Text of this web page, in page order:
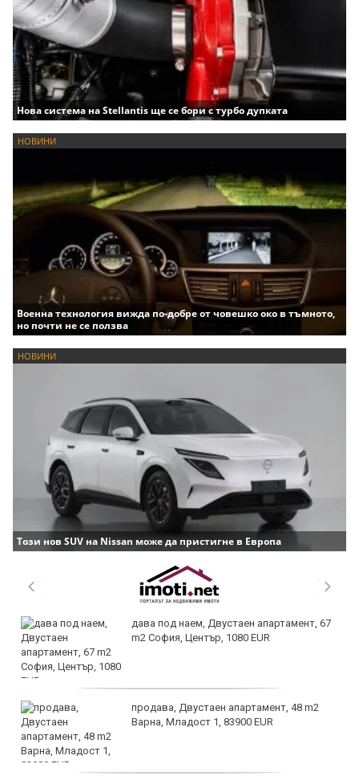
Нова система на Stellantis ще се бори с турбо дупката
НОВИНИ
Военна технология вижда по-добре от човешко око в тъмното,
но почти не се ползва
НОВИНИ
Този нов SUV на Nissan може да пристигне в Европа
дава под наем, Двустаен апартамент, 67
m2 София, Център, 1080 EUR
продава, Двустаен апартамент, 48 m2
Варна, Младост 1, 83900 EUR